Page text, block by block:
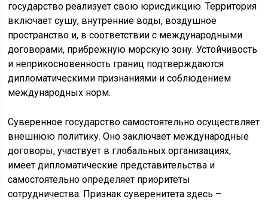
государство реализует свою юрисдикцию. Территория
включает сушу, внутренние воды, воздушное
пространство и, в соответствии с международными
договорами, прибрежную морскую зону. Устойчивость
и неприкосновенность границ подтверждаются
дипломатическими признаниями и соблюдением
международных норм.
Суверенное государство самостоятельно осуществляет
внешнюю политику. Оно заключает международные
договоры, участвует в глобальных организациях,
имеет дипломатические представительства и
самостоятельно определяет приоритеты
сотрудничества. Признак суверенитета здесь –